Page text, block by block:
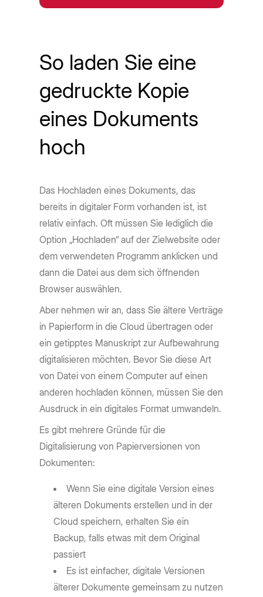
So laden Sie eine
gedruckte Kopie
eines Dokuments
hoch
Das Hochladen eines Dokuments, das
bereits in digitaler Form vorhanden ist, ist
relativ einfach. Oft müssen Sie lediglich die
Option „Hochladen“ auf der Zielwebsite oder
dem verwendeten Programm anklicken und
dann die Datei aus dem sich öffnenden
Browser auswählen.
Aber nehmen wir an, dass Sie ältere Verträge
in Papierform in die Cloud übertragen oder
ein getipptes Manuskript zur Aufbewahrung
digitalisieren möchten. Bevor Sie diese Art
von Datei von einem Computer auf einen
anderen hochladen können, müssen Sie den
Ausdruck in ein digitales Format umwandeln.
Es gibt mehrere Gründe für die
Digitalisierung von Papierversionen von
Dokumenten:
Wenn Sie eine digitale Version eines
älteren Dokuments erstellen und in der
Cloud speichern, erhalten Sie ein
Backup, falls etwas mit dem Original
passiert
Es ist einfacher, digitale Versionen
älterer Dokumente gemeinsam zu nutzen